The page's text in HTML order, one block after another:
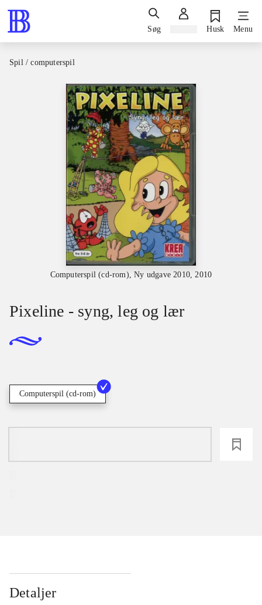
Søg Husk Menu
Spil / computerspil
Computerspil (cd-rom), Ny udgave 2010, 2010
Pixeline - syng, leg og lær
Computerspil (cd-rom)
Detaljer